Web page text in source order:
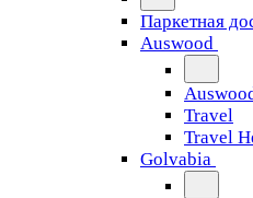
Паркетная
Auswood
Travel
Travel
Golvabia